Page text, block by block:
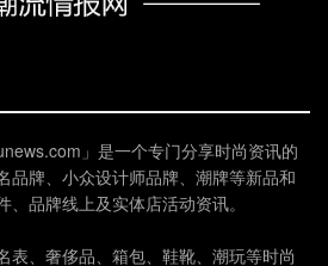
」是一个专门分享时尚资讯的
品牌、小众设计师品牌、潮牌等新品和
品牌线上及实体店活动资讯。
表、奢侈品、箱包、鞋靴、潮玩等时尚